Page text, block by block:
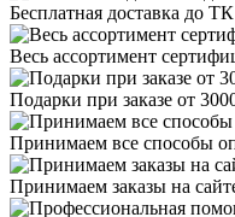
Бесплатная доставка до ТК
Весь ассортимент
Подарки при заказе от
Принимаем все способы
Принимаем заказы на